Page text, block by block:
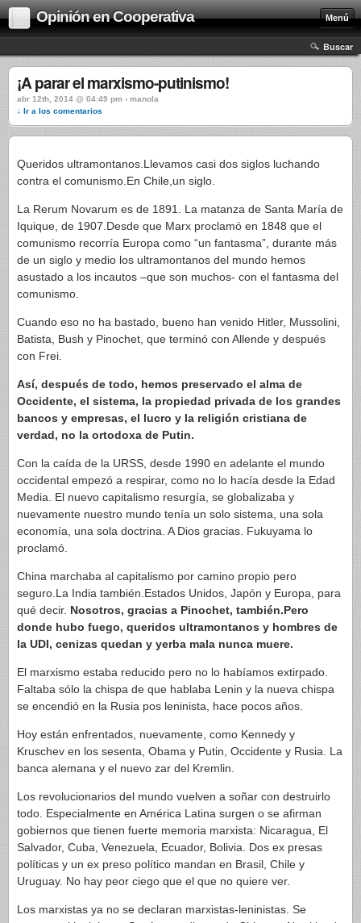
Opinión en Cooperativa Menú
Buscar
¡A parar el marxismo-putinismo!
abr 12th, 2014 @ 04:49 pm › manola
↓ Ir a los comentarios
Queridos ultramontanos.Llevamos casi dos siglos luchando
contra el comunismo.En Chile,un siglo.
La Rerum Novarum es de 1891. La matanza de Santa María de
Iquique, de 1907.Desde que Marx proclamó en 1848 que el
comunismo recorría Europa como “un fantasma”, durante más
de un siglo y medio los ultramontanos del mundo hemos
asustado a los incautos –que son muchos- con el fantasma del
comunismo.
Cuando eso no ha bastado, bueno han venido Hitler, Mussolini,
Batista, Bush y Pinochet, que terminó con Allende y después
con Frei.
Así, después de todo, hemos preservado el alma de
Occidente, el sistema, la propiedad privada de los grandes
bancos y empresas, el lucro y la religión cristiana de
verdad, no la ortodoxa de Putin.
Con la caída de la URSS, desde 1990 en adelante el mundo
occidental empezó a respirar, como no lo hacía desde la Edad
Media. El nuevo capitalismo resurgía, se globalizaba y
nuevamente nuestro mundo tenía un solo sistema, una sola
economía, una sola doctrina. A Dios gracias. Fukuyama lo
proclamó.
China marchaba al capitalismo por camino propio pero
seguro.La India también.Estados Unidos, Japón y Europa, para
qué decir. Nosotros, gracias a Pinochet, también.Pero
donde hubo fuego, queridos ultramontanos y hombres de
la UDI, cenizas quedan y yerba mala nunca muere.
El marxismo estaba reducido pero no lo habíamos extirpado.
Faltaba sólo la chispa de que hablaba Lenin y la nueva chispa
se encendió en la Rusia pos leninista, hace pocos años.
Hoy están enfrentados, nuevamente, como Kennedy y
Kruschev en los sesenta, Obama y Putin, Occidente y Rusia. La
banca alemana y el nuevo zar del Kremlin.
Los revolucionarios del mundo vuelven a soñar con destruirlo
todo. Especialmente en América Latina surgen o se afirman
gobiernos que tienen fuerte memoria marxista: Nicaragua, El
Salvador, Cuba, Venezuela, Ecuador, Bolivia. Dos ex presas
políticas y un ex preso político mandan en Brasil, Chile y
Uruguay. No hay peor ciego que el que no quiere ver.
Los marxistas ya no se declaran marxistas-leninistas. Se